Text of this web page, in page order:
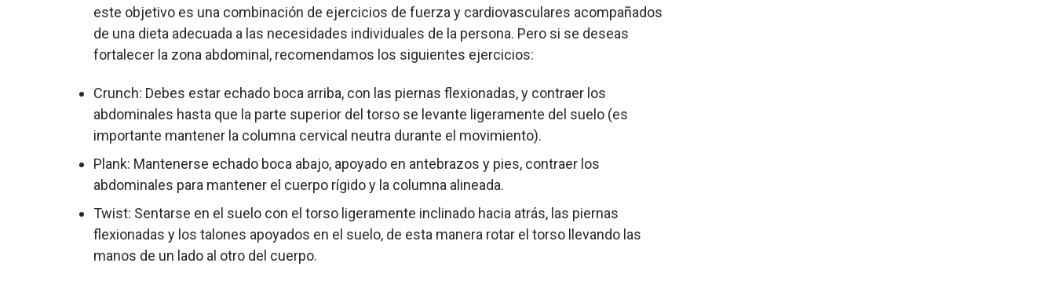
este objetivo es una combinación de ejercicios de fuerza y cardiovasculares acompañados
de una dieta adecuada a las necesidades individuales de la persona. Pero si se deseas
fortalecer la zona abdominal, recomendamos los siguientes ejercicios:
Crunch: Debes estar echado boca arriba, con las piernas flexionadas, y contraer los
abdominales hasta que la parte superior del torso se levante ligeramente del suelo (es
importante mantener la columna cervical neutra durante el movimiento).
Plank: Mantenerse echado boca abajo, apoyado en antebrazos y pies, contraer los
abdominales para mantener el cuerpo rígido y la columna alineada.
Twist: Sentarse en el suelo con el torso ligeramente inclinado hacia atrás, las piernas
flexionadas y los talones apoyados en el suelo, de esta manera rotar el torso llevando las
manos de un lado al otro del cuerpo.